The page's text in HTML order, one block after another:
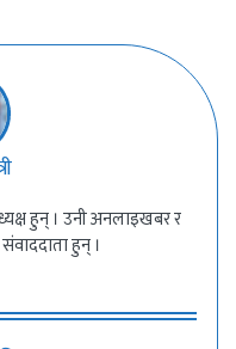
हुन् । उनी अनलाइखबर र
हुन् ।